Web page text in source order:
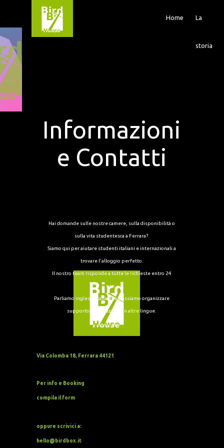
Home La
storia
Informazioni
e Contatti
Hai domande sulle nostre camere, sulla disponibilità o
sulla vita studentesca a Ferrara?
Siamo qui per aiutare studenti italiani e internazionali a
trovare l'alloggio perfetto.
Il nostro team risponde a tutte le richieste entro 24
ore.
Parliamo inglese, italiano e possiamo organizzare
supporto di traduzione in altre lingue.
Via Colomba 18, Ferrara 44121
Per info e Booking
compila il form
oppure scrivici a:
hello@birdbox.it